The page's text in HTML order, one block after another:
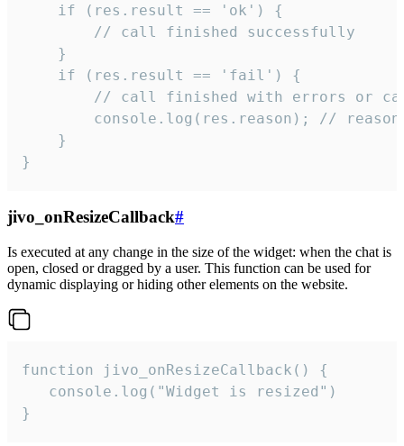
    if (res.result == 'ok') {
        // call finished successfully
    }
    if (res.result == 'fail') {
// call finished with errors or
console.log(res.reason); //
    }
}
jivo_onResizeCallback#
Is executed at any change in the size of the widget: when the chat is
open, closed or dragged by a user. This function can be used for
dynamic displaying or hiding other elements on the website.
function jivo_onResizeCallback() {
   console.log("Widget is resized")
}